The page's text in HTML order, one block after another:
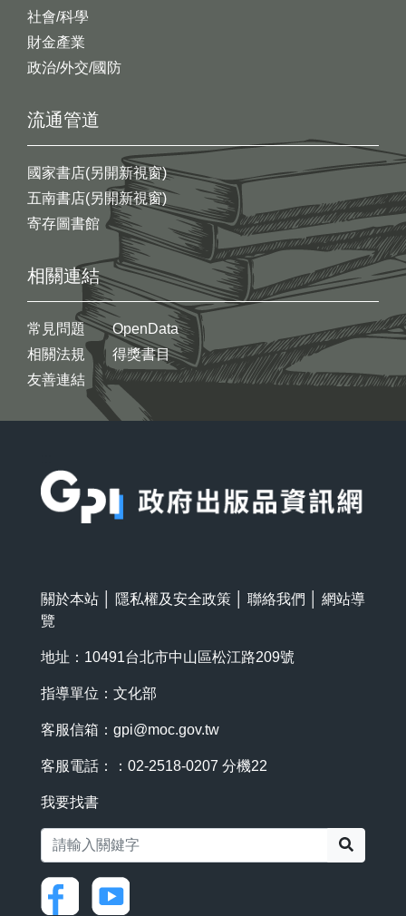
社會/科學
財金產業
政治/外交/國防
流通管道
國家書店(另開新視窗)
五南書店(另開新視窗)
寄存圖書館
相關連結
常見問題
相關法規
友善連結
OpenData
得獎書目
關於本站 隱私權及安全政策 聯絡我們
網站導
覽
地址：10491台北市中山區松江路209號
指導單位：文化部
客服信箱： gpi@moc.gov.tw
客服電話：：02-2518-0207 分機22
我要找書